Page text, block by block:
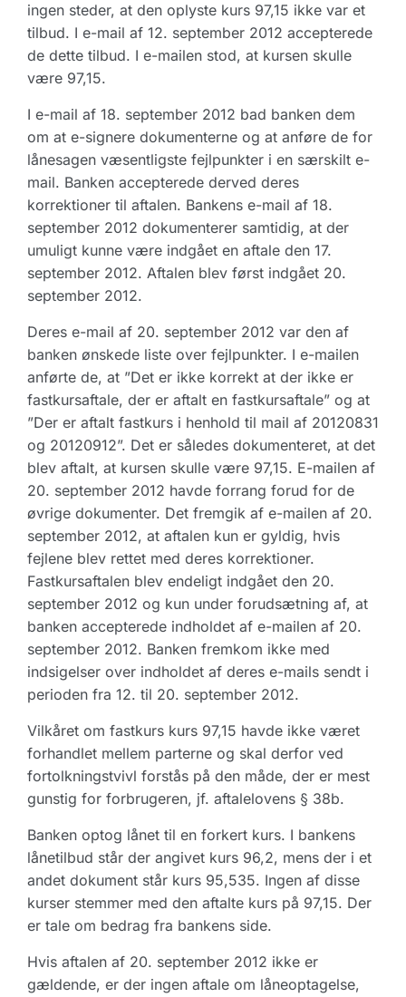
ingen steder, at den oplyste kurs 97,15 ikke var et
tilbud. I e-mail af 12. september 2012 accepterede
de dette tilbud. I e-mailen stod, at kursen skulle
være 97,15.
I e-mail af 18. september 2012 bad banken dem
om at e-signere dokumenterne og at anføre de for
lånesagen væsentligste fejlpunkter i en særskilt e-
mail. Banken accepterede derved deres
korrektioner til aftalen. Bankens e-mail af 18.
september 2012 dokumenterer samtidig, at der
umuligt kunne være indgået en aftale den 17.
september 2012. Aftalen blev først indgået 20.
september 2012.
Deres e-mail af 20. september 2012 var den af
banken ønskede liste over fejlpunkter. I e-mailen
anførte de, at ”Det er ikke korrekt at der ikke er
fastkursaftale, der er aftalt en fastkursaftale” og at
”Der er aftalt fastkurs i henhold til mail af 20120831
og 20120912”. Det er således dokumenteret, at det
blev aftalt, at kursen skulle være 97,15. E-mailen af
20. september 2012 havde forrang forud for de
øvrige dokumenter. Det fremgik af e-mailen af 20.
september 2012, at aftalen kun er gyldig, hvis
fejlene blev rettet med deres korrektioner.
Fastkursaftalen blev endeligt indgået den 20.
september 2012 og kun under forudsætning af, at
banken accepterede indholdet af e-mailen af 20.
september 2012. Banken fremkom ikke med
indsigelser over indholdet af deres e-mails sendt i
perioden fra 12. til 20. september 2012.
Vilkåret om fastkurs kurs 97,15 havde ikke været
forhandlet mellem parterne og skal derfor ved
fortolkningstvivl forstås på den måde, der er mest
gunstig for forbrugeren, jf. aftalelovens § 38b.
Banken optog lånet til en forkert kurs. I bankens
lånetilbud står der angivet kurs 96,2, mens der i et
andet dokument står kurs 95,535. Ingen af disse
kurser stemmer med den aftalte kurs på 97,15. Der
er tale om bedrag fra bankens side.
Hvis aftalen af 20. september 2012 ikke er
gældende, er der ingen aftale om låneoptagelse,